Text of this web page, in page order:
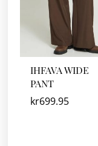
IHFAVA WIDE
PANT
kr699.95